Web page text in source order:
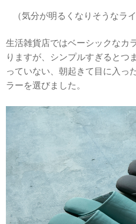
（気分が明るくなりそうなラ
生活雑貨店ではベーシックなカ
りますが、シンプルすぎるとつ
っていない、朝起きて目に入っ
ラーを選びました。